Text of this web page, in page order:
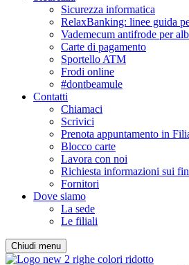
Sicurezza informatica
RelaxBanking: linee guida
Vademecum antifrode per
Carte di pagamento
Sportello ATM
Frodi online
#dontbeamule
Contatti
Chiamaci
Scrivici
Prenota appuntamento in
Blocco carte
Lavora con noi
Richiesta informazioni sui
Fornitori
Dove siamo
La sede
Le filiali
Chiudi menu